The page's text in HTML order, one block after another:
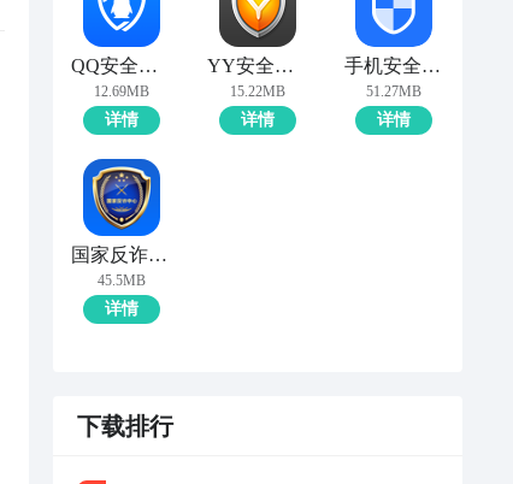
QQ安全中心
12.69MB
详情
YY安全中心
15.22MB
详情
手机安全管家
51.27MB
详情
国家反诈中心
45.5MB
详情
下载排行